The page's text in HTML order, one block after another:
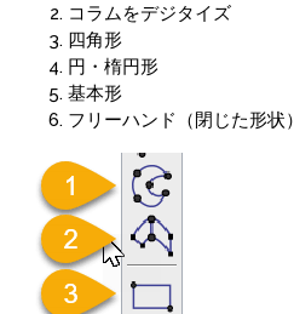
コラムをデジタイズ
四角形
円・楕円形
基本形
フリーハンド（閉じた形状）